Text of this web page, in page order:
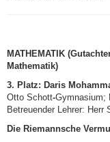
MATHEMATIK
Mathematik)
3. Platz: Daris
Otto Schott-Gymnasium;
Betreuender Lehrer: Herr
Die Riemannsche